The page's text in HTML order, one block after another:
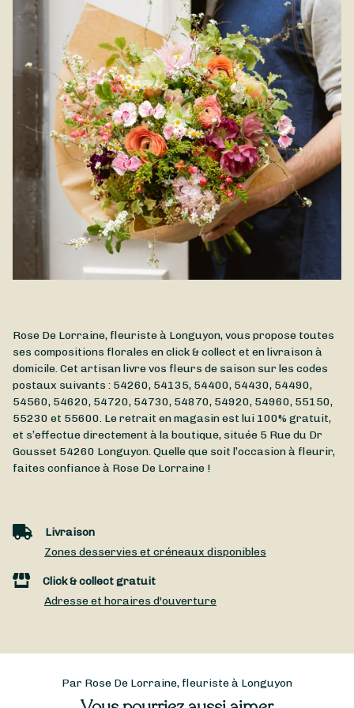
Rose De Lorraine, fleuriste à Longuyon, vous propose toutes
ses compositions florales en click & collect et en livraison à
domicile. Cet artisan livre vos fleurs de saison sur les codes
postaux suivants : 54260, 54135, 54400, 54430, 54490,
54560, 54620, 54720, 54730, 54870, 54920, 54960, 55150,
55230 et 55600. Le retrait en magasin est lui 100% gratuit,
et s’effectue directement à la boutique, située 5 Rue du Dr
Gousset 54260 Longuyon. Quelle que soit l’occasion à fleurir,
faites confiance à Rose De Lorraine !
Livraison
Zones desservies et créneaux disponibles
Click & collect gratuit
Adresse et horaires d'ouverture
Par Rose De Lorraine, fleuriste à Longuyon